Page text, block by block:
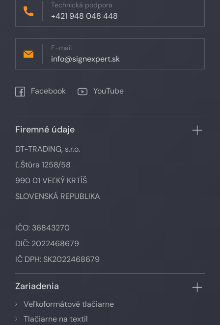
Technická podpora
+421 948 048 448
E-mail
info@signexpert.sk
Facebook YouTube
Firemné údaje
DT-TRADING, s.r.o.
Ľ.Štúra 1258/58
990 01 VEĽKÝ KRTÍŠ
SLOVENSKÁ REPUBLIKA
IČO: 36843270
DIČ: 2022468679
IČ DPH: SK2022468679
Zariadenia
Veľkoformátové tlačiarne
Tlačiarne na textil